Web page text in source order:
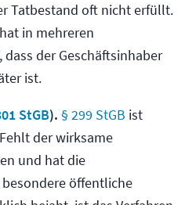
Tatbestand oft nicht erfüllt.
in mehreren
der Geschäftsinhaber
ist.
StGB). § 299 StGB ist
der wirksame
und hat die
öffentliche